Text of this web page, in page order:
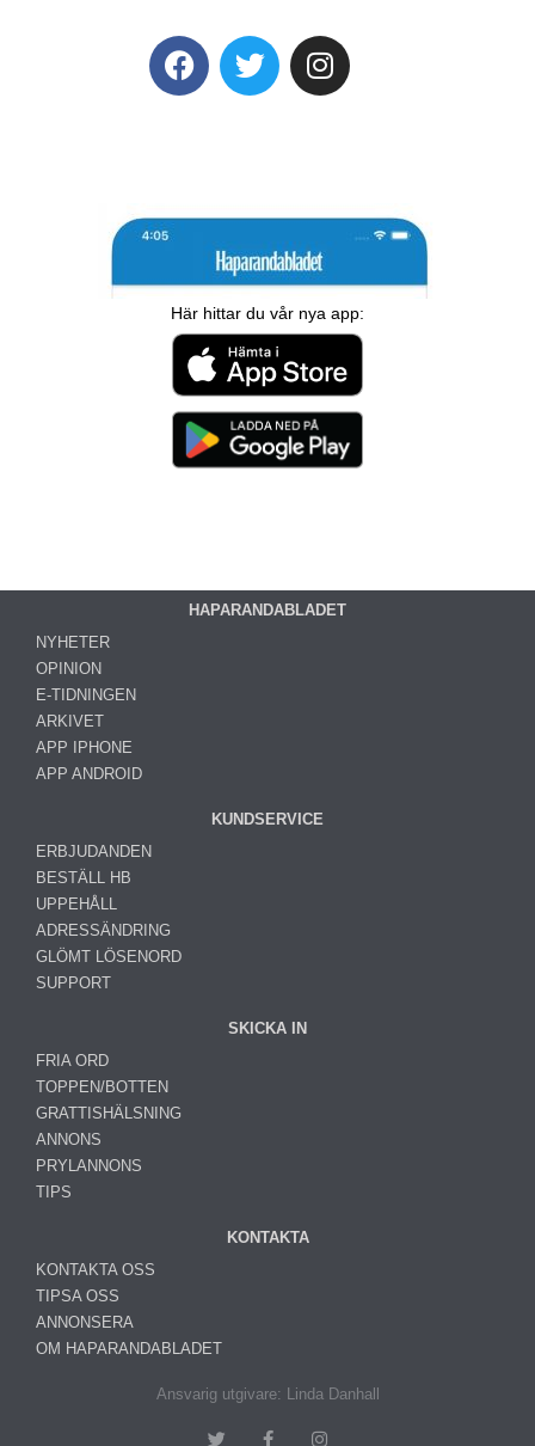
Här hittar du vår nya app:
HAPARANDABLADET
NYHETER
OPINION
E-TIDNINGEN
ARKIVET
APP IPHONE
APP ANDROID
KUNDSERVICE
ERBJUDANDEN
BESTÄLL HB
UPPEHÅLL
ADRESSÄNDRING
GLÖMT LÖSENORD
SUPPORT
SKICKA IN
FRIA ORD
TOPPEN/BOTTEN
GRATTISHÄLSNING
ANNONS
PRYLANNONS
TIPS
KONTAKTA
KONTAKTA OSS
TIPSA OSS
ANNONSERA
OM HAPARANDABLADET
Ansvarig utgivare: Linda Danhall